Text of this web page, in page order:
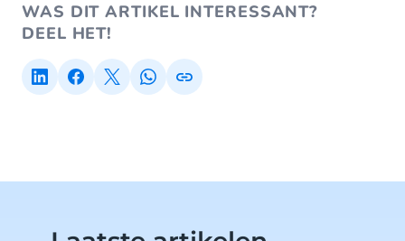
WAS DIT ARTIKEL INTERESSANT?
DEEL HET!